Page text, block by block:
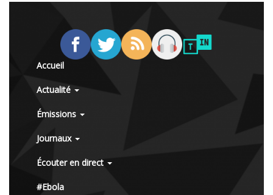
Accueil
Actualité
Émissions
Journaux
Écouter en direct
#Ebola